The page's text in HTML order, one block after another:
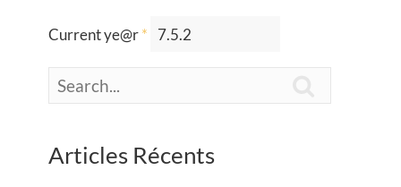
Current ye@r*
Articles Récents